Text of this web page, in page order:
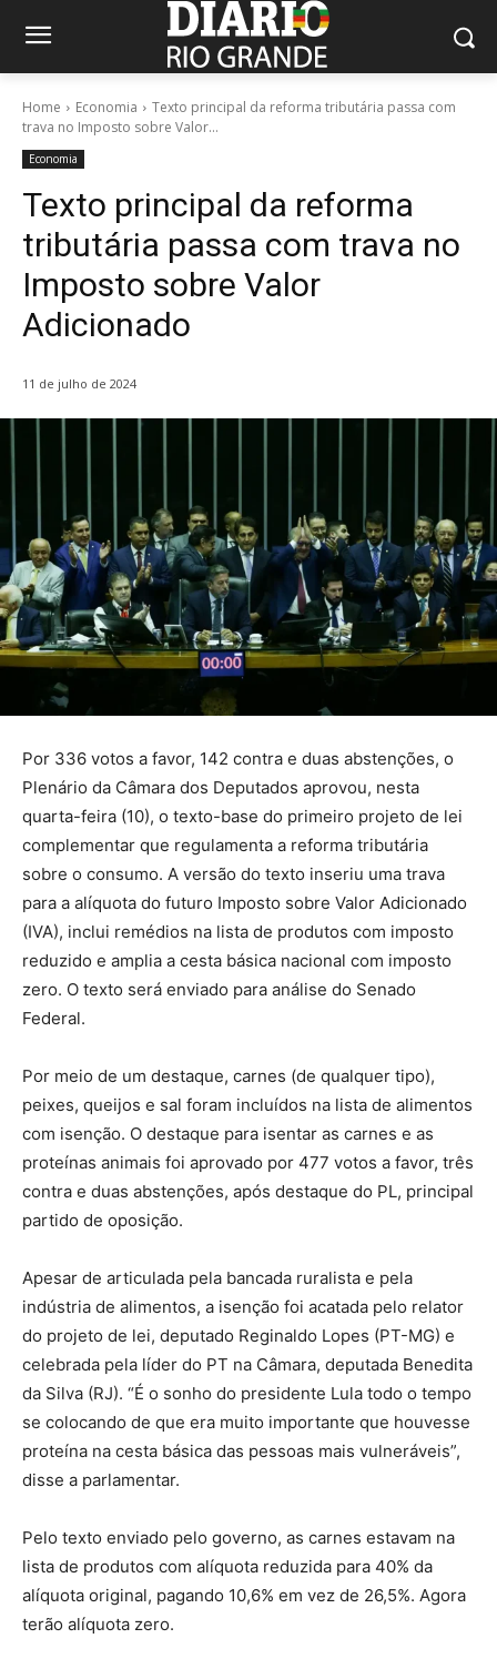
Home Economia
Texto principal da reforma tributária passa com
trava no Imposto sobre Valor...
Economia
Texto principal da reforma
tributária passa com trava no
Imposto sobre Valor
Adicionado
11 de julho de 2024
Por 336 votos a favor, 142 contra e duas abstenções, o
Plenário da Câmara dos Deputados aprovou, nesta
quarta-feira (10), o texto-base do primeiro projeto de lei
complementar que regulamenta a reforma tributária
sobre o consumo. A versão do texto inseriu uma trava
para a alíquota do futuro Imposto sobre Valor Adicionado
(IVA), inclui remédios na lista de produtos com imposto
reduzido e amplia a cesta básica nacional com imposto
zero. O texto será enviado para análise do Senado
Federal.
Por meio de um destaque, carnes (de qualquer tipo),
peixes, queijos e sal foram incluídos na lista de alimentos
com isenção. O destaque para isentar as carnes e as
proteínas animais foi aprovado por 477 votos a favor, três
contra e duas abstenções, após destaque do PL, principal
partido de oposição.
Apesar de articulada pela bancada ruralista e pela
indústria de alimentos, a isenção foi acatada pelo relator
do projeto de lei, deputado Reginaldo Lopes (PT-MG) e
celebrada pela líder do PT na Câmara, deputada Benedita
da Silva (RJ). “É o sonho do presidente Lula todo o tempo
se colocando de que era muito importante que houvesse
proteína na cesta básica das pessoas mais vulneráveis”,
disse a parlamentar.
Pelo texto enviado pelo governo, as carnes estavam na
lista de produtos com alíquota reduzida para 40% da
alíquota original, pagando 10,6% em vez de 26,5%. Agora
terão alíquota zero.